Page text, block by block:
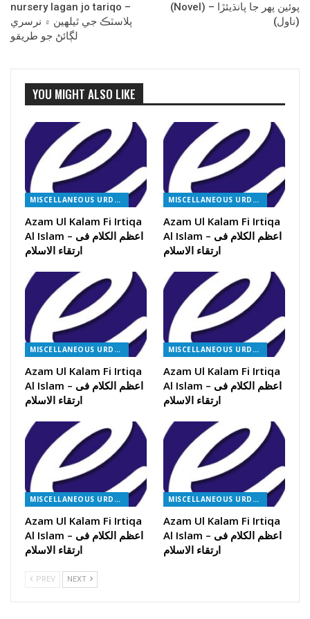
nursery lagan jo tariqo –
پلاسٽڪ جي ٿيلھين ۾ نرسري
لڳائڻ جو طريقو
(Novel) – پوئين پھر جا پانڌيئڙا
(ناول)
YOU MIGHT ALSO LIKE
MISCELLANEOUS URDU BOOKS
Azam Ul Kalam Fi Irtiqa
Al Islam – اعظم الکلام فی
ارتقاء الاسلام
MISCELLANEOUS URDU BOOKS
Azam Ul Kalam Fi Irtiqa
Al Islam – اعظم الکلام فی
ارتقاء الاسلام
MISCELLANEOUS URDU BOOKS
Azam Ul Kalam Fi Irtiqa
Al Islam – اعظم الکلام فی
ارتقاء الاسلام
MISCELLANEOUS URDU BOOKS
Azam Ul Kalam Fi Irtiqa
Al Islam – اعظم الکلام فی
ارتقاء الاسلام
MISCELLANEOUS URDU BOOKS
Azam Ul Kalam Fi Irtiqa
Al Islam – اعظم الکلام فی
ارتقاء الاسلام
MISCELLANEOUS URDU BOOKS
Azam Ul Kalam Fi Irtiqa
Al Islam – اعظم الکلام فی
ارتقاء الاسلام
PREV NEXT